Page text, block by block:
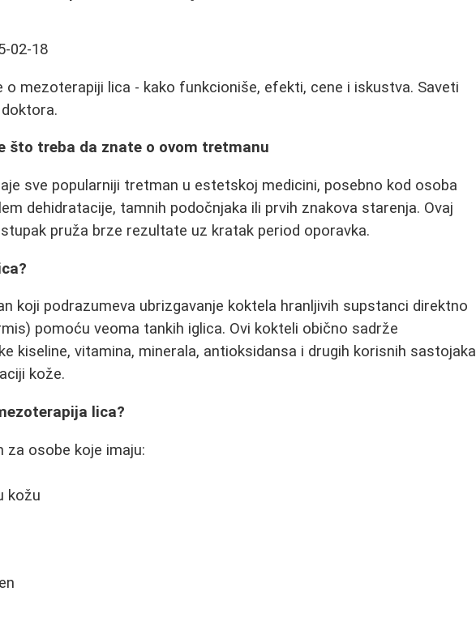
02-18
o mezoterapiji lica - kako funkcioniše, efekti, cene i iskustva. Saveti
što treba da znate o ovom tretmanu
sve popularniji tretman u estetskoj medicini, posebno kod osoba
dehidratacije, tamnih podočnjaka ili prvih znakova starenja. Ovaj
pruža brze rezultate uz kratak period oporavka.
koji podrazumeva ubrizgavanje koktela hranljivih supstanci direktno
pomoću veoma tankih iglica. Ovi kokteli obično sadrže
kiseline, vitamina, minerala, antioksidansa i drugih korisnih sastojaka
kože.
lica?
za osobe koje imaju:
kožu